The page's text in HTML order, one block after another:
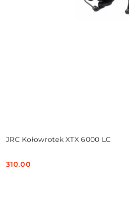
JRC Kołowrotek XTX 6000 LC
Cena:
310.00